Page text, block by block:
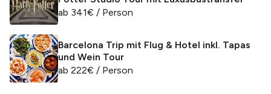
ab 341€ / Person
Barcelona Trip mit Flug & Hotel inkl. Tapas
und Wein Tour
ab 222€ / Person